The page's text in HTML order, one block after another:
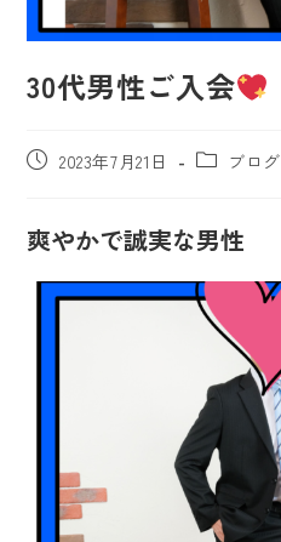
30代男性ご入会
2023年7月21日 ブログ
爽やかで誠実な男性